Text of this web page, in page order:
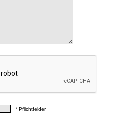
* Pflichtfelder